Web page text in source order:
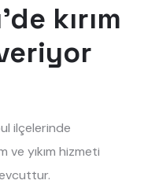
kırım
ilçelerinde
ve yıkım hizmeti